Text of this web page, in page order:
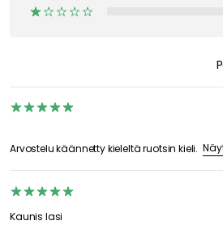
Arvostelu käännetty kieleltä ruotsin kieli.
Kaunis lasi